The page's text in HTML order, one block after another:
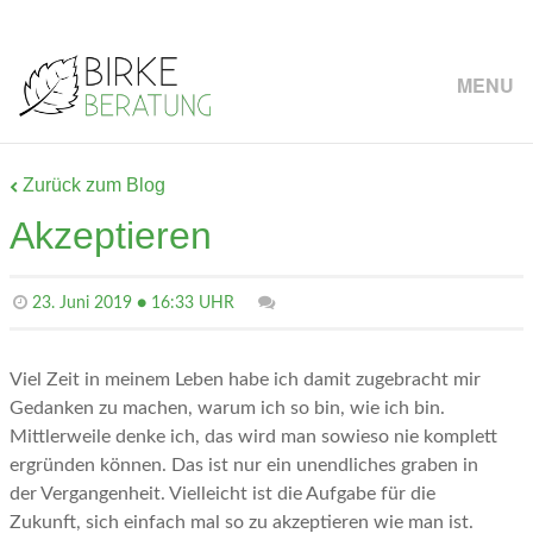
MENU
Zurück zum Blog
Akzeptieren
23. Juni 2019 ● 16:33 UHR
Viel Zeit in meinem Leben habe ich damit zugebracht mir
Gedanken zu machen, warum ich so bin, wie ich bin.
Mittlerweile denke ich, das wird man sowieso nie komplett
ergründen können. Das ist nur ein unendliches graben in
der Vergangenheit. Vielleicht ist die Aufgabe für die
Zukunft, sich einfach mal so zu akzeptieren wie man ist.